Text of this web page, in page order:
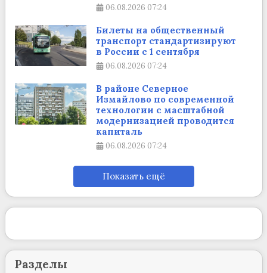
06.08.2026 07:24
Билеты на общественный
транспорт стандартизируют
в России с 1 сентября
06.08.2026 07:24
В районе Северное
Измайлово по современной
технологии с масштабной
модернизацией проводится
капиталь
06.08.2026 07:24
Показать ещё
Разделы